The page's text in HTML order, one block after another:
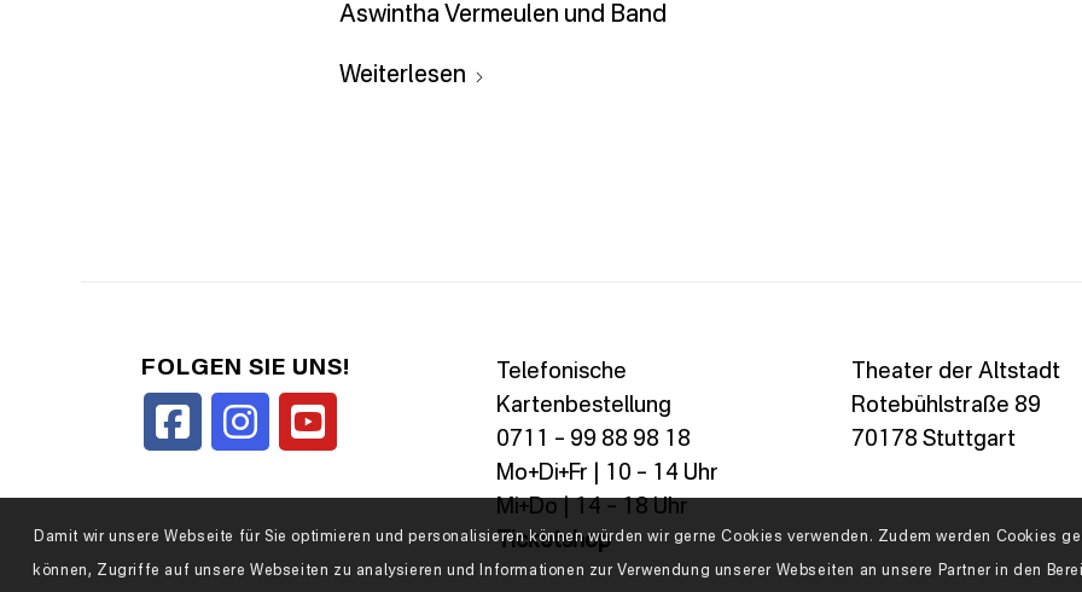
Aswintha Vermeulen und Band
Weiterlesen
FOLGEN SIE UNS!
Telefonische
Kartenbestellung
0711 – 99 88 98 18
Mo+Di+Fr | 10 – 14 Uhr
Mi+Do | 14 – 18 Uhr
Ticketshop
Theater der Altstadt
Rotebühlstraße 89
70178 Stuttgart
Damit wir unsere Webseite für Sie optimieren und personalisieren können würden wir gerne Cookies verwenden. Zudem werden Cookies
können, Zugriffe auf unsere Webseiten zu analysieren und Informationen zur Verwendung unserer Webseiten an unsere Partner in den